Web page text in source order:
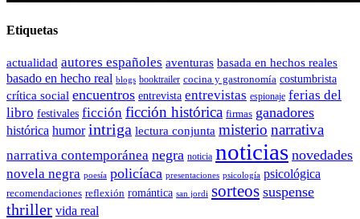
Etiquetas
actualidad autores españoles aventuras basada en hechos reales
basado en hecho real blogs booktrailer cocina y gastronomía costumbrista
crítica social encuentros entrevista entrevistas espionaje ferias del
libro festivales ficción ficción histórica firmas ganadores
histórica humor intriga lectura conjunta misterio narrativa
narrativa contemporánea negra noticia noticias novedades
novela negra poesía policíaca presentaciones psicología psicológica
recomendaciones reflexión romántica san jordi sorteos suspense
thriller vida real